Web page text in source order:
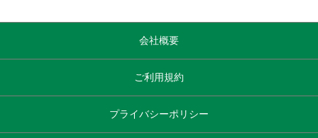
会社概要
ご利用規約
プライバシーポリシー